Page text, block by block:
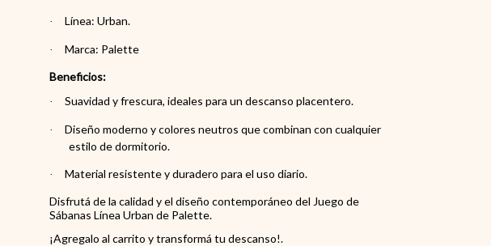
· Línea: Urban.
·
Marca: Palette
Beneficios:
· Suavidad y frescura, ideales para un descanso placentero.
·
Diseño moderno y colores neutros que combinan con cualquier
estilo de dormitorio.
·
Material resistente y duradero para el uso diario.
Disfrutá de la calidad y el diseño contemporáneo del Juego de
Sábanas Línea Urban de Palette.
¡Agregalo al carrito y transformá tu descanso!.